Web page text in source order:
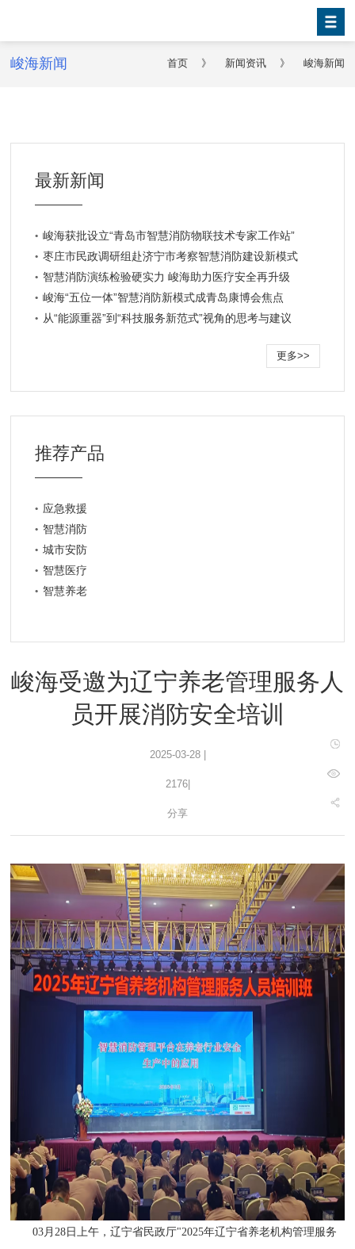
峻海新闻 首页》 新闻资讯》 峻海新闻
最新新闻
峻海获批设立“青岛市智慧消防物联技术专家工作站”
枣庄市民政调研组赴济宁市考察智慧消防建设新模式
智慧消防演练检验硬实力 峻海助力医疗安全再升级
峻海“五位一体”智慧消防新模式成青岛康博会焦点
从“能源重器”到“科技服务新范式”视角的思考与建议
更多>>
推荐产品
应急救援
智慧消防
城市安防
智慧医疗
智慧养老
峻海受邀为辽宁养老管理服务人
员开展消防安全培训
2025-03-28 |
2176|
分享
03月28日上午，辽宁省民政厅"2025年辽宁省养老机构管理服务